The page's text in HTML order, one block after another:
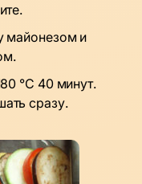
майонезом и
°C 40 минут.
сразу.